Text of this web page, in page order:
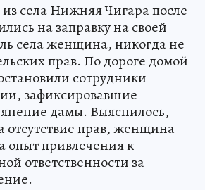
села Нижняя Чигара после
на заправку на своей
села женщина, никогда не
прав. По дороге домой
сотрудники
зафиксировавшие
дамы. Выяснилось,
отсутствие прав, женщина
опыт привлечения к
ответственности за